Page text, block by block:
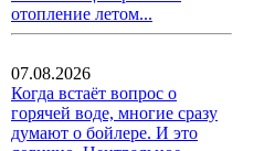
отопление летом...
07.08.2026
Когда встаёт вопрос о
горячей воде, многие сразу
думают о бойлере. И это